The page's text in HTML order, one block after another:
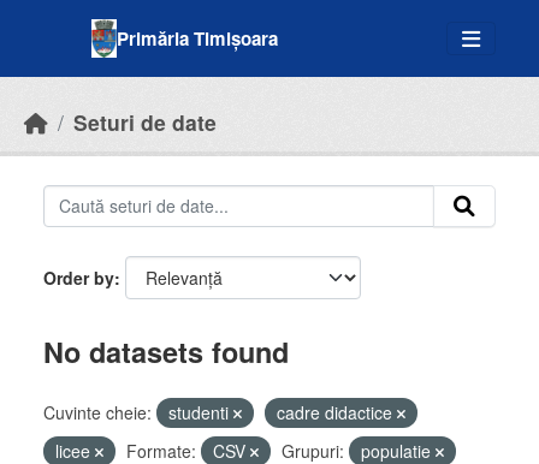
Primăria Timișoara
Seturi de date
Order by
No datasets found
Cuvinte cheie: studenti
cadre didactice
licee
Formate: CSV Grupuri:
populatie